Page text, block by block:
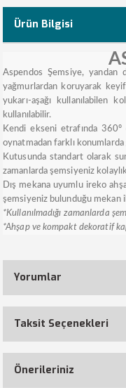
Ürün Bilgisi
Aspendos Şemsiye, yandan
yağmurlardan koruyarak
yukarı-aşağı kullanılabilen
kullanılabilir.
Kendi ekseni etrafında
oynatmadan farklı
Kutusunda standart olarak
zamanlarda şemsiyeniz
Dış mekana uyumlu ireko
şemsiyeniz bulunduğu mekan
*Kullanılmadığı zamanlarda
*Ahşap ve kompakt dekoratif
Yorumlar
Taksit Seçenekleri
Önerileriniz